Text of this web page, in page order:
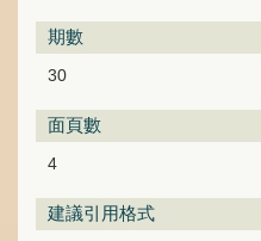
期數
30
面頁數
4
建議引用格式